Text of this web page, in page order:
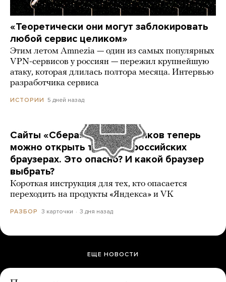
«Теоретически они могут заблокировать
любой сервис целиком»
Этим летом Amnezia — один из самых популярных
VPN-сервисов у россиян — пережил крупнейшую
атаку, которая длилась полтора месяца. Интервью
разработчика сервиса
ИСТОРИИ 5 дней назад
Сайты «Сбера» и других банков теперь
можно открыть только в российских
браузерах. Это опасно? И какой браузер
выбрать?
Короткая инструкция для тех, кто опасается
переходить на продукты «Яндекса» и VK
РАЗБОР 3 карточки 3 дня назад
ЕЩЕ НОВОСТИ